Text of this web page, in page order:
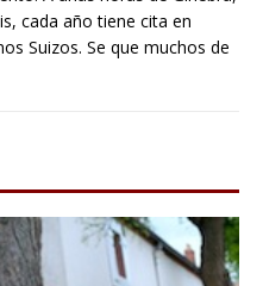
cada año tiene cita en
Suizos. Se que muchos de